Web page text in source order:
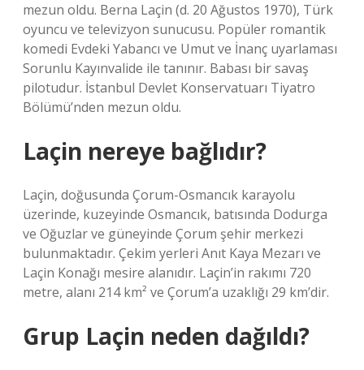
mezun oldu. Berna Laçin (d. 20 Ağustos 1970), Türk
oyuncu ve televizyon sunucusu. Popüler romantik
komedi Evdeki Yabancı ve Umut ve İnanç uyarlaması
Sorunlu Kayınvalide ile tanınır. Babası bir savaş
pilotudur. İstanbul Devlet Konservatuarı Tiyatro
Bölümü’nden mezun oldu.
Laçin nereye bağlıdır?
Laçin, doğusunda Çorum-Osmancık karayolu
üzerinde, kuzeyinde Osmancık, batısında Dodurga
ve Oğuzlar ve güneyinde Çorum şehir merkezi
bulunmaktadır. Çekim yerleri Anıt Kaya Mezarı ve
Laçin Konağı mesire alanıdır. Laçin’in rakımı 720
metre, alanı 214 km² ve ​​Çorum’a uzaklığı 29 km’dir.
Grup Laçin neden dağıldı?